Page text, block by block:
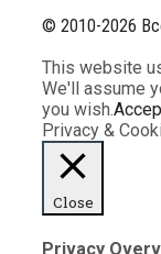
© 2010-2026
This website
We'll assume
you wish.
Privacy &
Close
Privacy